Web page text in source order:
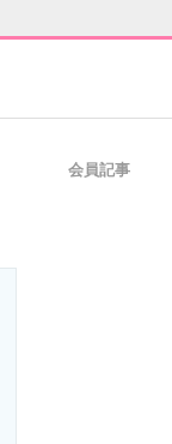
会員記事